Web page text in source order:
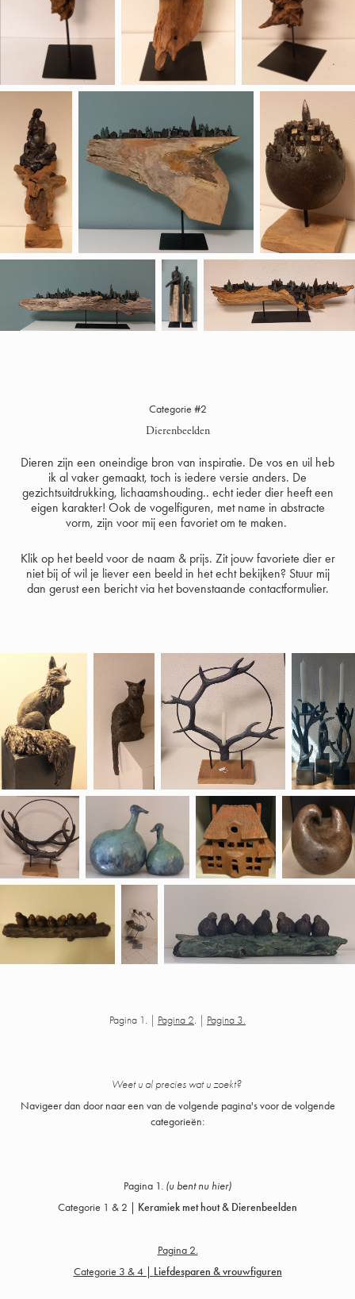
Categorie #2
Dierenbeelden
Dieren zijn een oneindige bron van inspiratie. De vos en uil heb
ik al vaker gemaakt, toch is iedere versie anders. De
gezichtsuitdrukking, lichaamshouding.. echt ieder dier heeft een
eigen karakter! Ook de vogelfiguren, met name in abstracte
vorm, zijn voor mij een favoriet om te maken.
Klik op het beeld voor de naam & prijs. Zit jouw favoriete dier er
niet bij of wil je liever een beeld in het echt bekijken? Stuur mij
dan gerust een bericht via het bovenstaande contactformulier.
Pagina 1. | Pagina 2. | Pagina 3.
Weet u al precies wat u zoekt?
Navigeer dan door naar een van de volgende pagina's voor de volgende
categorieën:
Pagina 1. (u bent nu hier)
Categorie 1 & 2 | Keramiek met hout & Dierenbeelden
Pagina 2.
Categorie 3 & 4 | Liefdesparen & vrouwfiguren